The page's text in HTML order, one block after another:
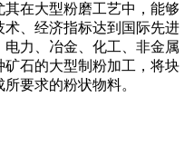
在大型粉磨工艺中，能够
、经济指标达到国际先进
力、冶金、化工、非金属
石的大型制粉加工，将块
要求的粉状物料。